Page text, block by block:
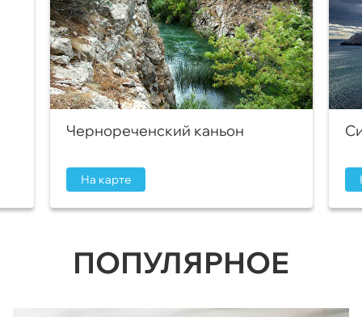
Чернореченский каньон
На карте
ПОПУЛЯРНОЕ